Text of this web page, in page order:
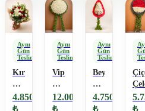
Aynı
Gün
Teslimat
Kırmızı
Gül
Lilyum
Buketi
4.850
Aynı
Gün
Teslimat
Vip
Cenaze
Çelengi
12.000
Aynı
Gün
Teslimat
Beyaz
Gerberalı
Ayaklı
Sepet
4.750